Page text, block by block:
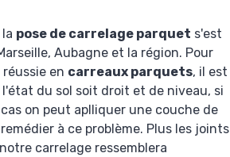
pose de carrelage parquet s'est
Aubagne et la région. Pour
en carreaux parquets, il est
du sol soit droit et de niveau, si
on peut aplliquer une couche de
à ce problème. Plus les joints
carrelage ressemblera